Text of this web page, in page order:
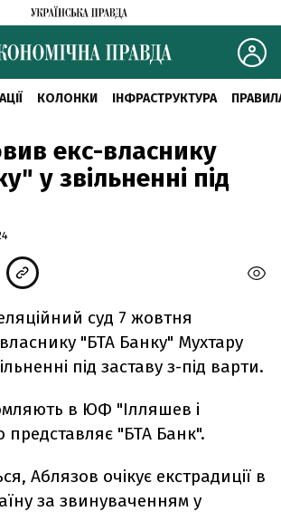
КОЛОНКИ ІНФРАСТРУКТУРА
екс-власнику
у звільненні під
суд 7 жовтня
"БТА Банку" Мухтару
під заставу з-під варти.
в ЮФ "Ілляшев і
"БТА Банк".
Аблязов очікує екстрадиції в
за звинуваченням у